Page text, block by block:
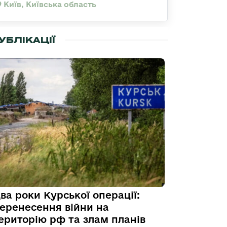
Київ, Київська область
роки Курської операції:
війни на
рф та злам планів